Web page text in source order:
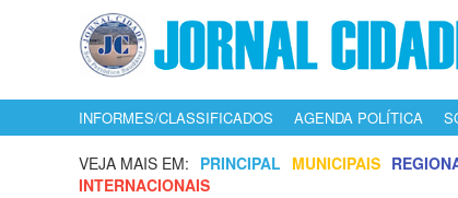
INFORMES/CLASSIFICADOS AGENDA POLÍTICA
VEJA MAIS EM: PRINCIPAL MUNICIPAIS
INTERNACIONAIS